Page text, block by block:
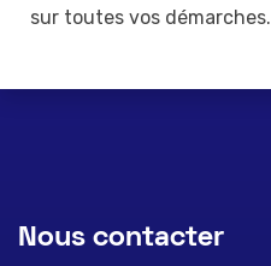
sur toutes vos démarches.
Nous contacter